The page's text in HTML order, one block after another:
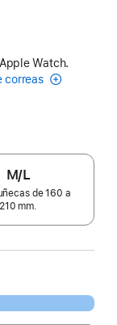
Watch.
correas
M/L
de 160 a
210 mm.